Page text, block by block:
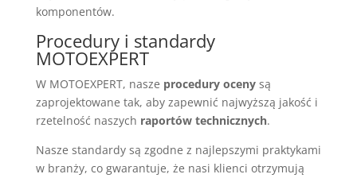
komponentów.
Procedury i standardy
MOTOEXPERT
W MOTOEXPERT, nasze procedury ocenysą
zaprojektowane tak, aby zapewnić najwyższą jakość i
rzetelność naszych raportów technicznych.
Nasze standardy są zgodne z najlepszymi praktykami
w branży, co gwarantuje, że nasi klienci otrzymują